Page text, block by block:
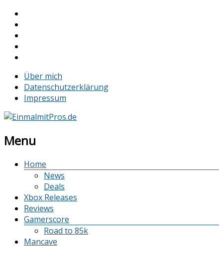
Über mich
Datenschutzerklärung
Impressum
Menu
Home
News
Deals
Xbox Releases
Reviews
Gamerscore
Road to 85k
Mancave